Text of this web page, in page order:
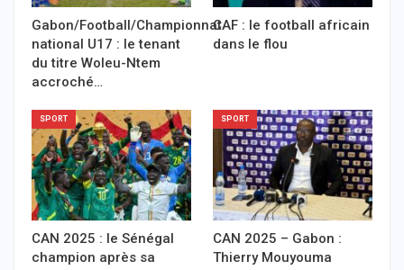
Gabon/Football/Championnat
national U17 : le tenant
du titre Woleu-Ntem
accroché…
CAF : le football africain
dans le flou
SPORT
CAN 2025 : le Sénégal
champion après sa
SPORT
CAN 2025 – Gabon :
Thierry Mouyouma